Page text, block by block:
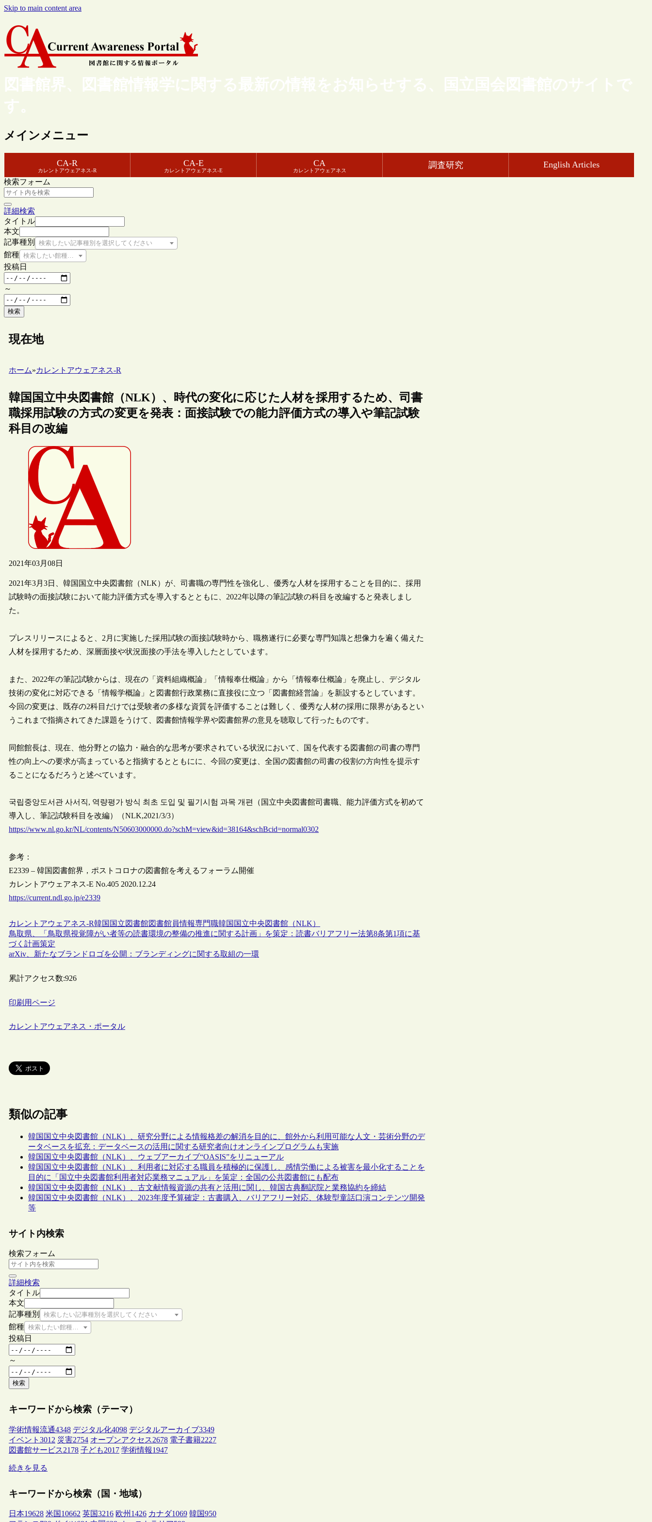
Skip to main content area
図書館界、図書館情報学に関する最新の情報をお知らせする、国立国会図書館のサイトで
す。
メインメニュー
CA-R
カレントアウェアネス-R
CA-E
カレントアウェアネス-E
CA
カレントアウェアネス
調査研究 English Articles
検索フォーム
詳細検索
タイトル
本文
記事種別
検索したい記事種別を選択してください
館種 検索したい館種を選択してください
投稿日
～
検索
現在地
ホーム»カレントアウェアネス-R
韓国国立中央図書館（NLK）、時代の変化に応じた人材を採用するため、司書
職採用試験の方式の変更を発表：面接試験での能力評価方式の導入や筆記試験
科目の改編
2021年03月08日
2021年3月3日、韓国国立中央図書館（NLK）が、司書職の専門性を強化し、優秀な人材を採用することを目的に、採用
試験時の面接試験において能力評価方式を導入するとともに、2022年以降の筆記試験の科目を改編すると発表しまし
た。
プレスリリースによると、2月に実施した採用試験の面接試験時から、職務遂行に必要な専門知識と想像力を遍く備えた
人材を採用するため、深層面接や状況面接の手法を導入したとしています。
また、2022年の筆記試験からは、現在の「資料組織概論」「情報奉仕概論」から「情報奉仕概論」を廃止し、デジタル
技術の変化に対応できる「情報学概論」と図書館行政業務に直接役に立つ「図書館経営論」を新設するとしています。
今回の変更は、既存の2科目だけでは受験者の多様な資質を評価することは難しく、優秀な人材の採用に限界があるとい
うこれまで指摘されてきた課題をうけて、図書館情報学界や図書館界の意見を聴取して行ったものです。
同館館長は、現在、他分野との協力・融合的な思考が要求されている状況において、国を代表する図書館の司書の専門
性の向上への要求が高まっていると指摘するとともにに、今回の変更は、全国の図書館の司書の役割の方向性を提示す
ることになるだろうと述べています。
국립중앙도서관 사서직, 역량평가 방식 최초 도입 및 필기시험 과목 개편（国立中央図書館司書職、能力評価方式を初めて
導入し、筆記試験科目を改編）（NLK,2021/3/3）
https://www.nl.go.kr/NL/contents/N50603000000.do?schM=view&id=38164&schBcid=normal0302
参考：
E2339 – 韓国図書館界，ポストコロナの図書館を考えるフォーラム開催
カレントアウェアネス-E No.405 2020.12.24
https://current.ndl.go.jp/e2339
カレントアウェアネス-R韓国 国立図書館図書館員情報専門職韓国国立中央図書館（NLK）
鳥取県、「鳥取県視覚障がい者等の読書環境の整備の推進に関する計画」を策定：読書バリアフリー法第8条第1項に基
づく計画策定
arXiv、新たなブランドロゴを公開：ブランディングに関する取組の一環
累計アクセス数:926
印刷用ページ
カレントアウェアネス・ポータル
類似の記事
韓国国立中央図書館（NLK）、研究分野による情報格差の解消を目的に、館外から利用可能な人文・芸術分野のデ
ータベースを拡充：データベースの活用に関する研究者向けオンラインプログラムも実施
韓国国立中央図書館（NLK）、ウェブアーカイブ“OASIS”をリニューアル
韓国国立中央図書館（NLK）、利用者に対応する職員を積極的に保護し、感情労働による被害を最小化することを
目的に「国立中央図書館利用者対応業務マニュアル」を策定：全国の公共図書館にも配布
韓国国立中央図書館（NLK）、古文献情報資源の共有と活用に関し、韓国古典翻訳院と業務協約を締結
韓国国立中央図書館（NLK）、2023年度予算確定：古書購入、バリアフリー対応、体験型童話口演コンテンツ開発
等
サイト内検索
検索フォーム
詳細検索
タイトル
本文
記事種別
検索したい記事種別を選択してください
館種 検索したい館種を選択してください
投稿日
～
検索
キーワードから検索（テーマ）
学術情報流通4348 デジタル化4098 デジタルアーカイブ3349
イベント 3012 災害2754 オープンアクセス2678 電子書籍2227
図書館サービス2178 子ども2017 学術情報1947
続きを見る
キーワードから検索（国・地域）
日本19628 米国 10662 英国3216 欧州 1426 カナダ1069 韓国950